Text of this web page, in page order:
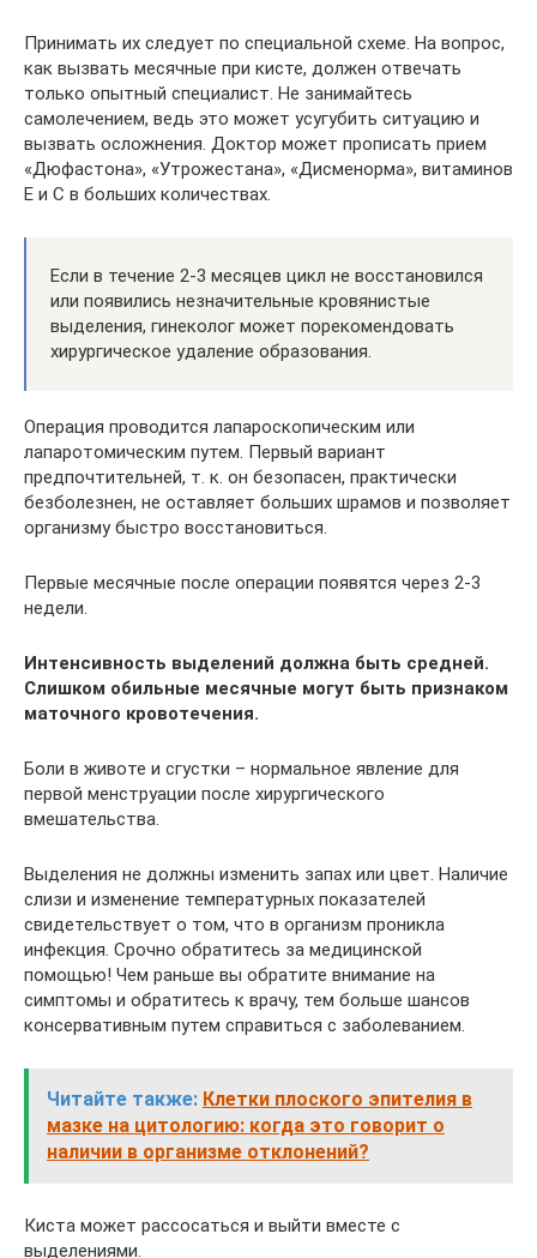
Принимать их следует по специальной схеме. На вопрос,
как вызвать месячные при кисте, должен отвечать
только опытный специалист. Не занимайтесь
самолечением, ведь это может усугубить ситуацию и
вызвать осложнения. Доктор может прописать прием
«Дюфастона», «Утрожестана», «Дисменорма», витаминов
E и C в больших количествах.
Если в течение 2-3 месяцев цикл не восстановился
или появились незначительные кровянистые
выделения, гинеколог может порекомендовать
хирургическое удаление образования.
Операция проводится лапароскопическим или
лапаротомическим путем. Первый вариант
предпочтительней, т. к. он безопасен, практически
безболезнен, не оставляет больших шрамов и позволяет
организму быстро восстановиться.
Первые месячные после операции появятся через 2-3
недели.
Интенсивность выделений должна быть средней.
Слишком обильные месячные могут быть признаком
маточного кровотечения.
Боли в животе и сгустки – нормальное явление для
первой менструации после хирургического
вмешательства.
Выделения не должны изменить запах или цвет. Наличие
слизи и изменение температурных показателей
свидетельствует о том, что в организм проникла
инфекция. Срочно обратитесь за медицинской
помощью! Чем раньше вы обратите внимание на
симптомы и обратитесь к врачу, тем больше шансов
консервативным путем справиться с заболеванием.
Читайте также: Клетки плоского эпителия в
мазке на цитологию: когда это говорит о
наличии в организме отклонений?
Киста может рассосаться и выйти вместе с
выделениями.